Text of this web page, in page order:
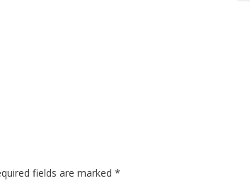
fields are marked*